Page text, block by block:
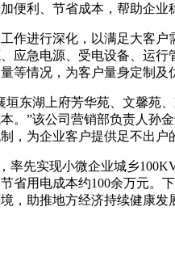
便利、节省成本，帮助企业
进行深化，以满足大客户
应急电源、受电设备、运
等情况，为客户量身定制及
湖上府芳华苑、文馨苑
。”该公司营销部负责人
，为企业客户提供足不出户
先实现小微企业城乡
省用电成本约100余万元
，助推地方经济持续健康发